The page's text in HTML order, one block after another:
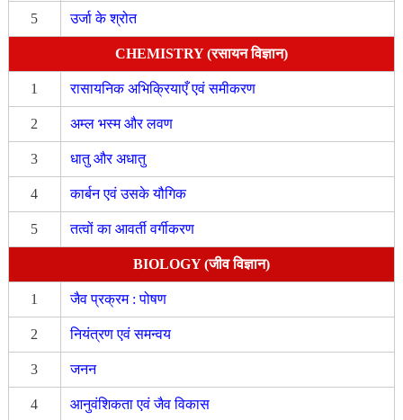
5 उर्जा के श्रोत
CHEMISTRY (रसायन विज्ञान)
1 रासायनिक अभिक्रियाएँ एवं समीकरण
2 अम्ल भस्म और लवण
3 धातु और अधातु
4 कार्बन एवं उसके यौगिक
5 तत्वों का आवर्ती वर्गीकरण
BIOLOGY (जीव विज्ञान)
1 जैव प्रक्रम : पोषण
2 नियंत्रण एवं समन्वय
3 जनन
4 आनुवंशिकता एवं जैव विकास